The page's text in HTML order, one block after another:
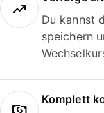
Du kannst
speichern
Komplett